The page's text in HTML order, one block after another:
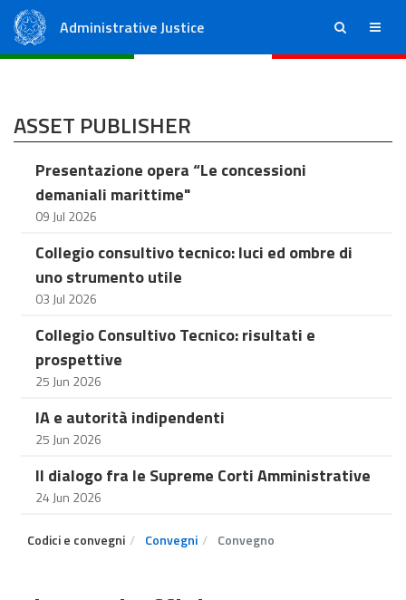
Administrative Justice ricerca menu
ASSET PUBLISHER
Presentazione opera “Le concessioni
demaniali marittime"
09 Jul 2026
Collegio consultivo tecnico: luci ed ombre di
uno strumento utile
03 Jul 2026
Collegio Consultivo Tecnico: risultati e
prospettive
25 Jun 2026
IA e autorità indipendenti
25 Jun 2026
Il dialogo fra le Supreme Corti Amministrative
24 Jun 2026
Codici e convegni Convegni Convegno